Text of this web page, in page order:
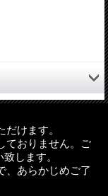
真で紹介。手話によ
ご活用ください。付
「アヴェ・マリアの
けます。
ておりません。ご
します。
、あらかじめご了